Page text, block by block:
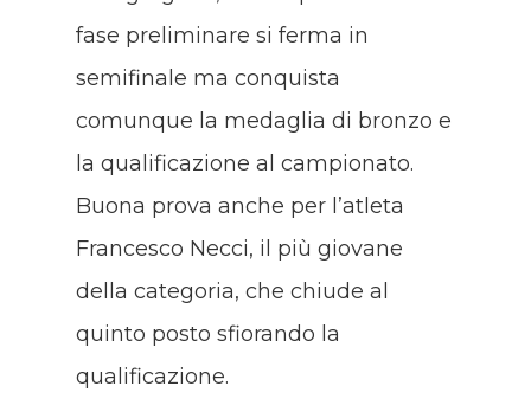
fase preliminare si ferma in
semifinale ma conquista
comunque la medaglia di bronzo e
la qualificazione al campionato.
Buona prova anche per l’atleta
Francesco Necci, il più giovane
della categoria, che chiude al
quinto posto sfiorando la
qualificazione.